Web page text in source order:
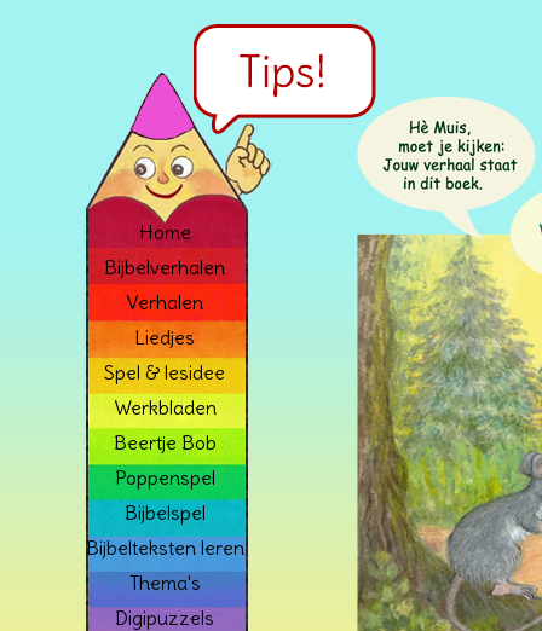
Home
Bijbelverhalen
Verhalen
Liedjes
Spel & lesidee
Werkbladen
Beertje Bob
Poppenspel
Bijbelspel
Bijbelteksten leren
Thema's
Digipuzzels